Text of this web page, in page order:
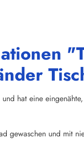
hat eine
gewaschen und mit